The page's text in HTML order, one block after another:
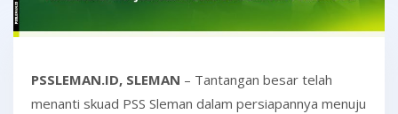
PSSLEMAN.ID, SLEMAN – Tantangan besar telah
menanti skuad PSS Sleman dalam persiapannya menuju